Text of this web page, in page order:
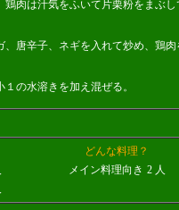
肉は汁気をふいて片栗粉をまぶし
唐辛子、ネギを入れて炒め、鶏肉
の水溶きを加え混ぜる。
どんな料理？
メイン料理向き 2 人